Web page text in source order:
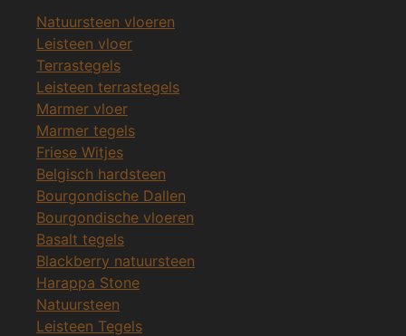
Natuursteen vloeren
Leisteen vloer
Terrastegels
Leisteen terrastegels
Marmer vloer
Marmer tegels
Friese Witjes
Belgisch hardsteen
Bourgondische Dallen
Bourgondische vloeren
Basalt tegels
Blackberry natuursteen
Harappa Stone
Natuursteen
Leisteen Tegels